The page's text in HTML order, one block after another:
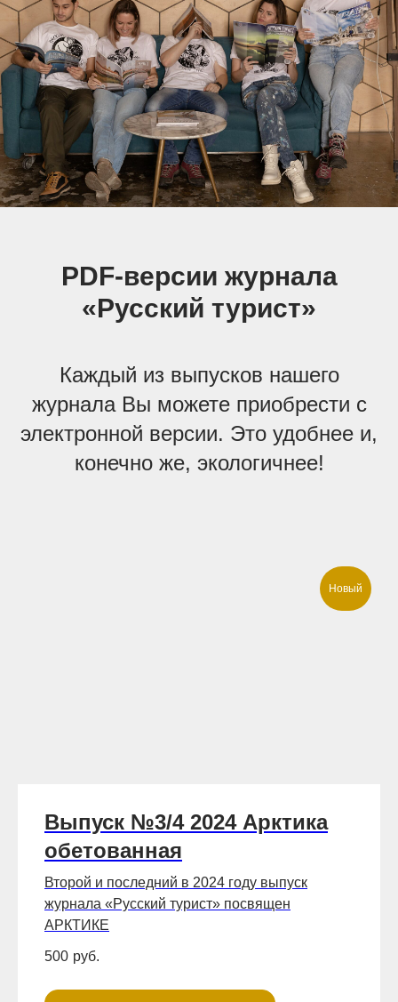
PDF-версии журнала
«Русский турист»
Каждый из выпусков нашего
журнала Вы можете приобрести с
электронной версии. Это удобнее и,
конечно же, экологичнее!
Новый
Выпуск №3/4 2024 Арктика
обетованная
Второй и последний в 2024 году выпуск
журнала «Русский турист» посвящен
АРКТИКЕ
500 руб.